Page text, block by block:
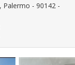
Palermo - 90142 -